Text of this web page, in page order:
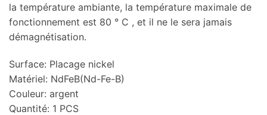
la température ambiante, la température maximale de
fonctionnement est 80 ° C , et il ne le sera jamais
démagnétisation.
Surface: Placage nickel
Matériel: NdFeB(Nd-Fe-B)
Couleur: argent
Quantité: 1 PCS